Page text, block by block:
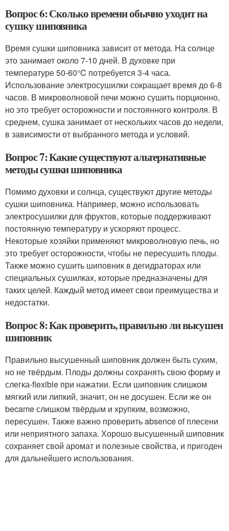
Вопрос 6: Сколько времени обычно уходит на
сушку шиповника
Время сушки шиповника зависит от метода. На солнце
это занимает около 7-10 дней. В духовке при
температуре 50-60°C потребуется 3-4 часа.
Использование электросушилки сокращает время до 6-8
часов. В микроволновой печи можно сушить порционно,
но это требует осторожности и постоянного контроля. В
среднем, сушка занимает от нескольких часов до недели,
в зависимости от выбранного метода и условий.
Вопрос 7: Какие существуют альтернативные
методы сушки шиповника
Помимо духовки и солнца, существуют другие методы
сушки шиповника. Например, можно использовать
электросушилки для фруктов, которые поддерживают
постоянную температуру и ускоряют процесс.
Некоторые хозяйки применяют микроволновую печь, но
это требует осторожности, чтобы не пересушить плоды.
Также можно сушить шиповник в дегидраторах или
специальных сушилках, которые предназначены для
таких целей. Каждый метод имеет свои преимущества и
недостатки.
Вопрос 8: Как проверить, правильно ли высушен
шиповник
Правильно высушенный шиповник должен быть сухим,
но не твёрдым. Плоды должны сохранять свою форму и
слегка-flexible при нажатии. Если шиповник слишком
мягкий или липкий, значит, он не досушен. Если же он
became слишком твёрдым и хрупким, возможно,
пересушен. Также важно проверить absence of плесени
или неприятного запаха. Хорошо высушенный шиповник
сохраняет свой аромат и полезные свойства, и пригоден
для дальнейшего использования.